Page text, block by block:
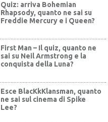
Quiz: arriva Bohemian
Rhapsody, quanto ne sai su
Freddie Mercury e i Queen?
First Man – Il quiz, quanto ne
sai su Neil Armstrong e la
conquista della Luna?
Esce BlacKkKlansman, quanto
ne sai sul cinema di Spike
Lee?